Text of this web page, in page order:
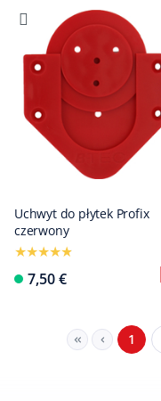
Uchwyt do płytek Profix
czerwony
7,50 €
Seite
1